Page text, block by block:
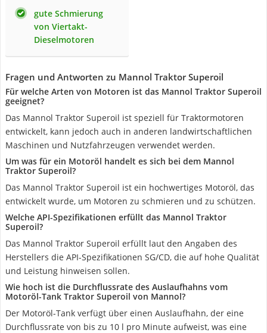
gute Schmierung
von Viertakt-
Dieselmotoren
Fragen und Antworten zu Mannol Traktor Superoil
Für welche Arten von Motoren ist das Mannol Traktor Superoil
geeignet?
Das Mannol Traktor Superoil ist speziell für Traktormotoren
entwickelt, kann jedoch auch in anderen landwirtschaftlichen
Maschinen und Nutzfahrzeugen verwendet werden.
Um was für ein Motoröl handelt es sich bei dem Mannol
Traktor Superoil?
Das Mannol Traktor Superoil ist ein hochwertiges Motoröl, das
entwickelt wurde, um Motoren zu schmieren und zu schützen.
Welche API-Spezifikationen erfüllt das Mannol Traktor
Superoil?
Das Mannol Traktor Superoil erfüllt laut den Angaben des
Herstellers die API-Spezifikationen SG/CD, die auf hohe Qualität
und Leistung hinweisen sollen.
Wie hoch ist die Durchflussrate des Auslaufhahns vom
Motoröl-Tank Traktor Superoil von Mannol?
Der Motoröl-Tank verfügt über einen Auslaufhahn, der eine
Durchflussrate von bis zu 10 l pro Minute aufweist, was eine